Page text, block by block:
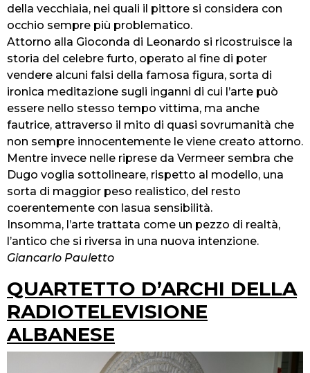
della vecchiaia, nei quali il pittore si considera con
occhio sempre più problematico.
Attorno alla Gioconda di Leonardo si ricostruisce la
storia del celebre furto, operato al fine di poter
vendere alcuni falsi della famosa figura, sorta di
ironica meditazione sugli inganni di cui l’arte può
essere nello stesso tempo vittima, ma anche
fautrice, attraverso il mito di quasi sovrumanità che
non sempre innocentemente le viene creato attorno.
Mentre invece nelle riprese da Vermeer sembra che
Dugo voglia sottolineare, rispetto al modello, una
sorta di maggior peso realistico, del resto
coerentemente con lasua sensibilità.
Insomma, l’arte trattata come un pezzo di realtà,
l’antico che si riversa in una nuova intenzione.
Giancarlo Pauletto
QUARTETTO D’ARCHI DELLA
RADIOTELEVISIONE
ALBANESE